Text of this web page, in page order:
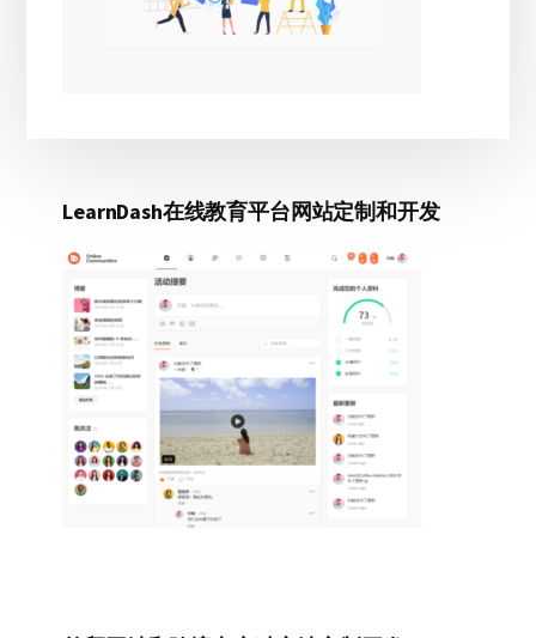
LearnDash在线教育平台网站定制和开发